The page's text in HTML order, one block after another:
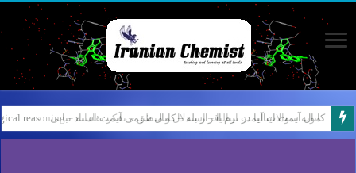
نمونه سوالات آیمت ایتالیا – استدلال و منطق – تفکر نقادانه – Logical reasoning – پارت ۷